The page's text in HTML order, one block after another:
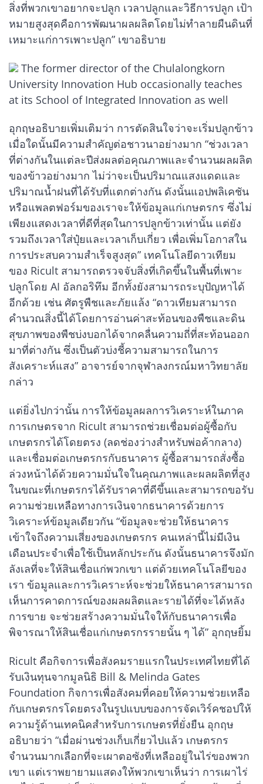
สิ่งที่พวกเขาอยากจะปลูก เวลาปลูกและวิธีการปลูก เป้า
หมายสูงสุดคือการพัฒนาผลผลิตโดยไม่ทำลายผืนดินที่
เหมาะแก่การเพาะปลูก” เขาอธิบาย
The former director of the Chulalongkorn
University Innovation Hub occasionally teaches
at its School of Integrated Innovation as well
อุกฤษอธิบายเพิ่มเติมว่า การตัดสินใจว่าจะเริ่มปลูกข้าว
เมื่อใดนั้นมีความสำคัญต่อชาวนาอย่างมาก “ช่วงเวลา
ที่ต่างกันในแต่ละปีส่งผลต่อคุณภาพและจำนวนผลผลิต
ของข้าวอย่างมาก ไม่ว่าจะเป็นปริมาณแสงแดดและ
ปริมาณน้ำฝนที่ได้รับที่แตกต่างกัน ดังนั้นแอปพลิเคชัน
หรือแพลตฟอร์มของเราจะให้ข้อมูลแก่เกษตรกร ซึ่งไม่
เพียงแสดงเวลาที่ดีที่สุดในการปลูกข้าวเท่านั้น แต่ยัง
รวมถึงเวลาใส่ปุ๋ยและเวลาเก็บเกี่ยว เพื่อเพิ่มโอกาสใน
การประสบความสำเร็จสูงสุด” เทคโนโลยีดาวเทียม
ของ Ricult สามารถตรวจจับสิ่งที่เกิดขึ้นในพื้นที่เพาะ
ปลูกโดย AI อัลกอริทึม อีกทั้งยังสามารถระบุปัญหาได้
อีกด้วย เช่น ศัตรูพืชและภัยแล้ง “ดาวเทียมสามารถ
คำนวณสิ่งนี้ได้โดยการอ่านค่าสะท้อนของพืชและดิน
สุขภาพของพืชบ่งบอกได้จากคลื่นความถี่ที่สะท้อนออก
มาที่ต่างกัน ซึ่งเป็นตัวบ่งชี้ความสามารถในการ
สังเคราะห์แสง” อาจารย์จากจุฬาลงกรณ์มหาวิทยาลัย
กล่าว
แต่ยิ่งไปกว่านั้น การให้ข้อมูลผลการวิเคราะห์ในภาค
การเกษตรจาก Ricult สามารถช่วยเชื่อมต่อผู้ซื้อกับ
เกษตรกรได้โดยตรง (ลดช่องว่างสำหรับพ่อค้ากลาง)
และเชื่อมต่อเกษตรกรกับธนาคาร ผู้ซื้อสามารถสั่งซื้อ
ล่วงหน้าได้ด้วยความมั่นใจในคุณภาพและผลผลิตที่สูง
ในขณะที่เกษตรกรได้รับราคาที่ดีขึ้นและสามารถขอรับ
ความช่วยเหลือทางการเงินจากธนาคารด้วยการ
วิเคราะห์ข้อมูลเดียวกัน “ข้อมูลจะช่วยให้ธนาคาร
เข้าใจถึงความเสี่ยงของเกษตรกร คนเหล่านี้ไม่มีเงิน
เดือนประจำเพื่อใช้เป็นหลักประกัน ดังนั้นธนาคารจึงมัก
ลังเลที่จะให้สินเชื่อแก่พวกเขา แต่ด้วยเทคโนโลยีของ
เรา ข้อมูลและการวิเคราะห์จะช่วยให้ธนาคารสามารถ
เห็นการคาดการณ์ของผลผลิตและรายได้ที่จะได้หลัง
การขาย จะช่วยสร้างความมั่นใจให้กับธนาคารเพื่อ
พิจารณาให้สินเชื่อแก่เกษตรกรรายนั้น ๆ ได้” อุกฤษยิ้ม
Ricult คือกิจการเพื่อสังคมรายแรกในประเทศไทยที่ได้
รับเงินทุนจากมูลนิธิ Bill & Melinda Gates
Foundation กิจการเพื่อสังคมที่คอยให้ความช่วยเหลือ
กับเกษตรกรโดยตรงในรูปแบบของการจัดเวิร์คชอปให้
ความรู้ด้านเทคนิคสำหรับการเกษตรที่ยั่งยืน อุกฤษ
อธิบายว่า “เมื่อผ่านช่วงเก็บเกี่ยวไปแล้ว เกษตรกร
จำนวนมากเลือกที่จะเผาตอซังที่เหลืออยู่ในไร่ของพวก
เขา แต่เราพยายามแสดงให้พวกเขาเห็นว่า การเผาไร่